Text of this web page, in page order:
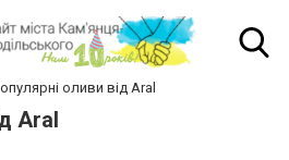
оливи від Aral
Aral